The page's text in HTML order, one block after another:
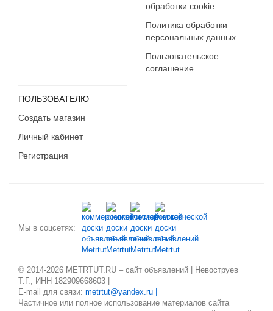
обработки cookie
Политика обработки
персональных данных
Пользовательское
соглашение
ПОЛЬЗОВАТЕЛЮ
Создать магазин
Личный кабинет
Регистрация
Мы в соцсетях:
© 2014-2026 METRTUT.RU – сайт объявлений | Невоструев
Т.Г., ИНН 182909668603 |
E-mail для связи: metrtut@yandex.ru |
Частичное или полное использование материалов сайта